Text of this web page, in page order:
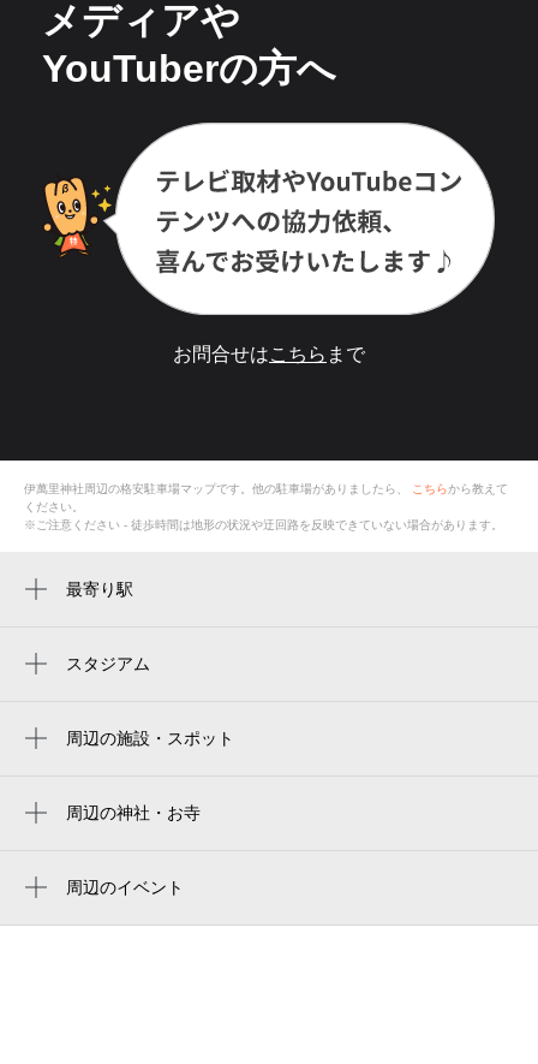
メディアや
YouTuberの方へ
お問合せはこちら まで
伊萬里神社周辺の格安駐車場マップです。他の駐車場がありましたら、 こちらから教えて
ください。
※ご注意ください - 徒歩時間は地形の状況や迂回路を反映できていない場合があります。
最寄り駅
上伊万里駅スタジアム
周辺の施設・スポット
伊万里市民図書館
イヅミ写真館
周辺の神社・お寺
伊万里神社
格岩寺
周辺のイベント